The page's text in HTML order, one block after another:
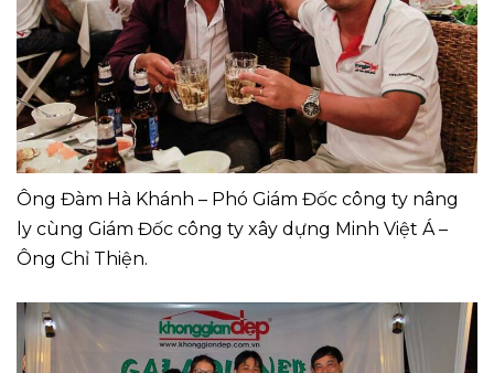
Ông Đàm Hà Khánh – Phó Giám Đốc công ty nâng
ly cùng Giám Đốc công ty xây dựng Minh Việt Á –
Ông Chỉ Thiện.